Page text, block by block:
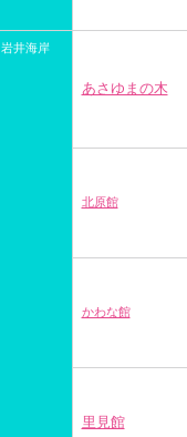
岩井海岸
あさゆまの木
北原館
かわな館
里見館